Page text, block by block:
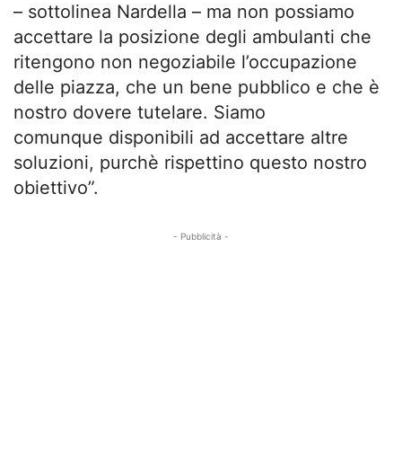
– sottolinea Nardella – ma non possiamo
accettare la posizione degli ambulanti che
ritengono non negoziabile l’occupazione
delle piazza, che un bene pubblico e che è
nostro dovere tutelare. Siamo
comunque disponibili ad accettare altre
soluzioni, purchè rispettino questo nostro
obiettivo”.
- Pubblicità -